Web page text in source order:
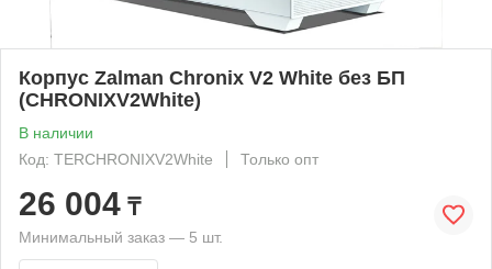
Корпус Zalman Chronix V2 White без БП
(CHRONIXV2White)
В наличии
Код: TERCHRONIXV2White
Только опт
26 004 ₸
Минимальный заказ — 5 шт.